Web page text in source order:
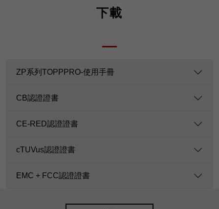
下載
ZP系列TOPPPRO-使用手冊
CB認證證書
CE-RED認證證書
cTUVus認證證書
EMC + FCC認證證書